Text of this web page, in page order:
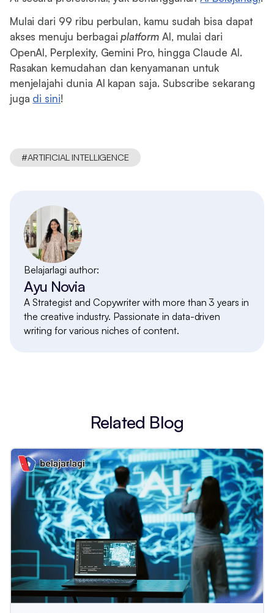
Mulai dari 99 ribu perbulan, kamu sudah bisa dapat
akses menuju berbagaiplatformAI, mulai dari
OpenAI, Perplexity, Gemini Pro, hingga Claude AI.
Rasakan kemudahan dan kenyamanan untuk
menjelajahi dunia AI kapan saja. Subscribe sekarang
juga di sini!
#ARTIFICIAL INTELLIGENCE
Belajarlagi author:
Ayu Novia
A Strategist and Copywriter with more than 3 years in
the creative industry. Passionate in data-driven
writing for various niches of content.
Related Blog